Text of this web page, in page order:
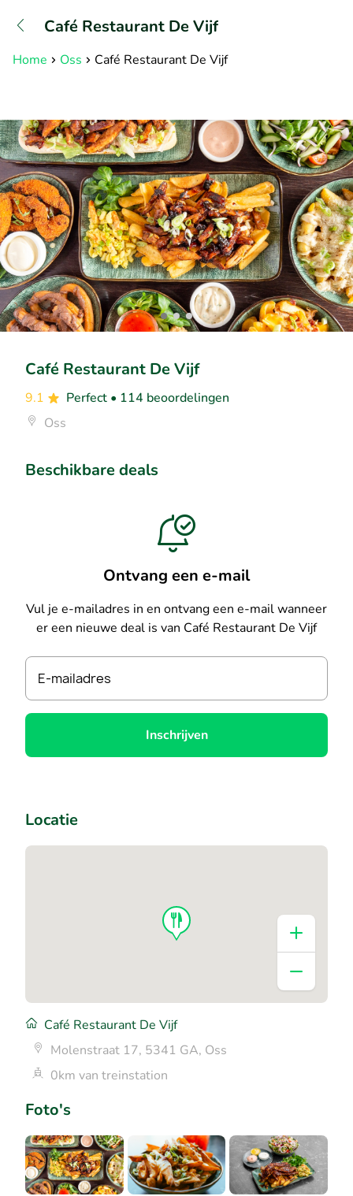
Café Restaurant De Vijf
Home Oss Café Restaurant De Vijf
Café Restaurant De Vijf
9.1 Perfect • 114 beoordelingen
Oss
Beschikbare deals
Ontvang een e-mail
Vul je e-mailadres in en ontvang een e-mail wanneer
er een nieuwe deal is van Café Restaurant De Vijf
E-mailadres
Inschrijven
Foto's
Locatie
Café Restaurant De Vijf
Molenstraat 17, 5341 GA, Oss
0km van treinstation